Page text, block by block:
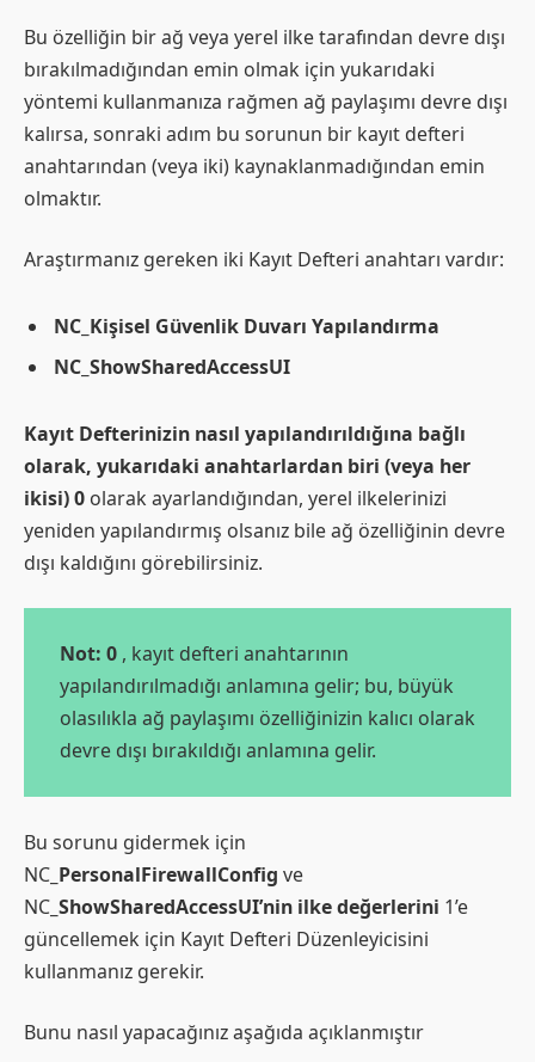
Bu özelliğin bir ağ veya yerel ilke tarafından devre dışı
bırakılmadığından emin olmak için yukarıdaki
yöntemi kullanmanıza rağmen ağ paylaşımı devre dışı
kalırsa, sonraki adım bu sorunun bir kayıt defteri
anahtarından (veya iki) kaynaklanmadığından emin
olmaktır.
Araştırmanız gereken iki Kayıt Defteri anahtarı vardır:
NC_Kişisel Güvenlik Duvarı Yapılandırma
NC_ShowSharedAccessUI
Kayıt Defterinizin nasıl yapılandırıldığına bağlı
olarak, yukarıdaki anahtarlardan biri (veya her
ikisi) 0 olarak ayarlandığından, yerel ilkelerinizi
yeniden yapılandırmış olsanız bile ağ özelliğinin devre
dışı kaldığını görebilirsiniz.
Not: 0 , kayıt defteri anahtarının
yapılandırılmadığı anlamına gelir; bu, büyük
olasılıkla ağ paylaşımı özelliğinizin kalıcı olarak
devre dışı bırakıldığı anlamına gelir.
Bu sorunu gidermek için
NC _PersonalFirewallConfig ve
NC _ShowSharedAccessUI’nin ilke değerlerini 1’e
güncellemek için Kayıt Defteri Düzenleyicisini
kullanmanız gerekir.
Bunu nasıl yapacağınız aşağıda açıklanmıştır